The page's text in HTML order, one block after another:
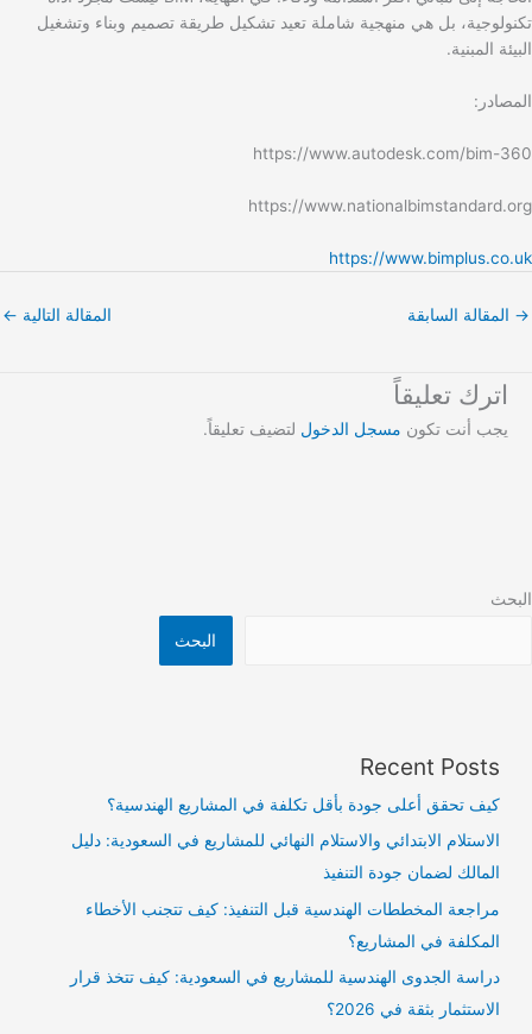
تكنولوجية، بل هي منهجية شاملة تعيد تشكيل طريقة تصميم وبناء وتشغيل
البيئة المبنية.
المصادر:
https://www.autodesk.com/bim-360
https://www.nationalbimstandard.org
https://www.bimplus.co.uk
→ المقالة السابقة المقالة التالية ←
اترك تعليقاً
يجب أنت تكون مسجل الدخول لتضيف تعليقاً.
البحث
البحث
Recent Posts
كيف تحقق أعلى جودة بأقل تكلفة في المشاريع الهندسية؟
الاستلام الابتدائي والاستلام النهائي للمشاريع في السعودية: دليل
المالك لضمان جودة التنفيذ
مراجعة المخططات الهندسية قبل التنفيذ: كيف تتجنب الأخطاء
المكلفة في المشاريع؟
دراسة الجدوى الهندسية للمشاريع في السعودية: كيف تتخذ قرار
الاستثمار بثقة في 2026؟